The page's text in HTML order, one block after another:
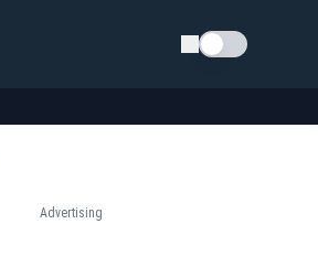
Schimba tema
Advertising